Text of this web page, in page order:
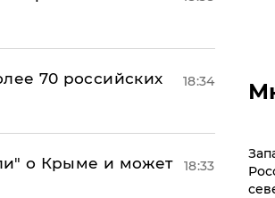
70 российских
18:34
о Крыме и может
18:33